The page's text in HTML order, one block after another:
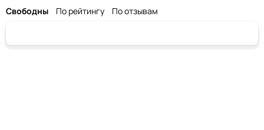
Свободны По рейтингу По отзывам